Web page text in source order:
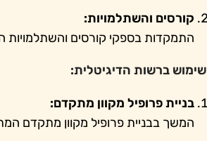
קורסים והשתלמויות:
התמקדות בספקי קורסים והשתלמויות
שימוש ברשות הדיגיטלית:
בניית פרופיל מקוון מתקדם:
המשך בבניית פרופיל מקוון מתקדם